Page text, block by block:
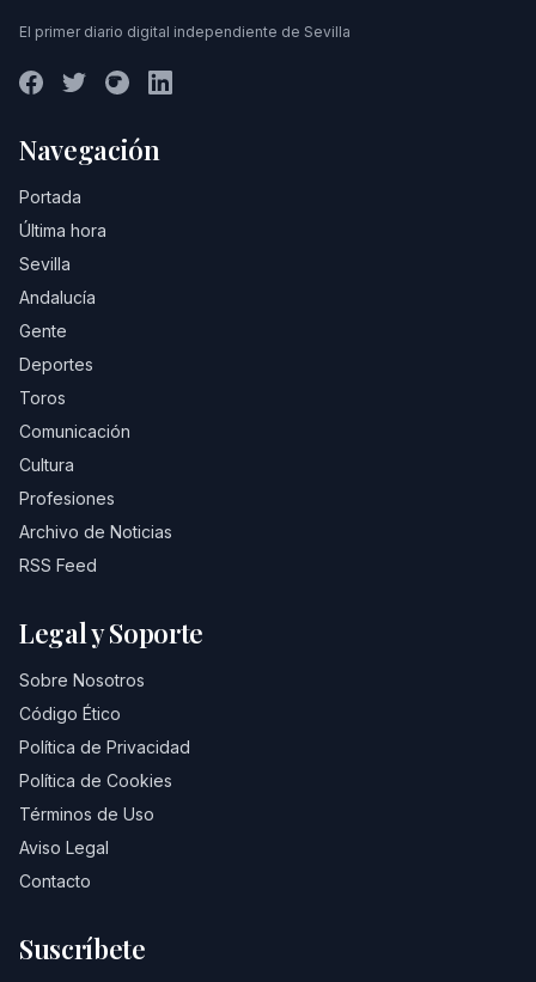
El primer diario digital independiente de Sevilla
Navegación
Portada
Última hora
Sevilla
Andalucía
Gente
Deportes
Toros
Comunicación
Cultura
Profesiones
Archivo de Noticias
RSS Feed
Legal y Soporte
Sobre Nosotros
Código Ético
Política de Privacidad
Política de Cookies
Términos de Uso
Aviso Legal
Contacto
Suscríbete